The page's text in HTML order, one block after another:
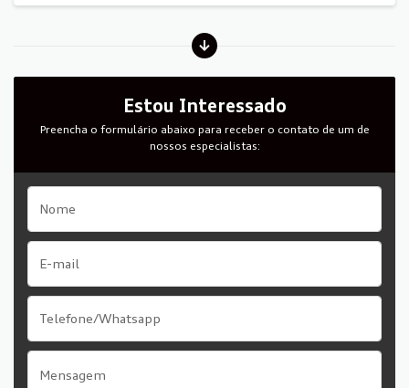
Estou Interessado
Preencha o formulário abaixo para receber o contato de um de
nossos especialistas: